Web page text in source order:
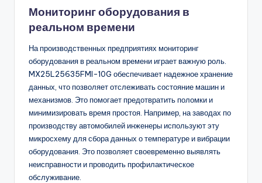
Мониторинг оборудования в
реальном времени
На производственных предприятиях мониторинг
оборудования в реальном времени играет важную роль.
MX25L25635FMI-10G обеспечивает надежное хранение
данных, что позволяет отслеживать состояние машин и
механизмов. Это помогает предотвратить поломки и
минимизировать время простоя. Например, на заводах по
производству автомобилей инженеры используют эту
микросхему для сбора данных о температуре и вибрации
оборудования. Это позволяет своевременно выявлять
неисправности и проводить профилактическое
обслуживание.